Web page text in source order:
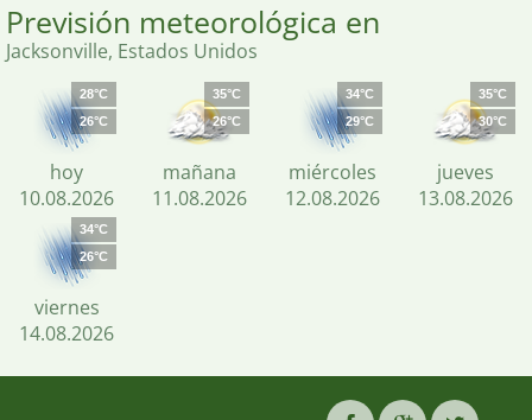
Previsión meteorológica en
Jacksonville, Estados Unidos
28°C
26°C
hoy
10.08.2026
35°C
26°C
mañana
11.08.2026
34°C
29°C
miércoles
12.08.2026
35°C
30°C
jueves
13.08.2026
34°C
26°C
viernes
14.08.2026